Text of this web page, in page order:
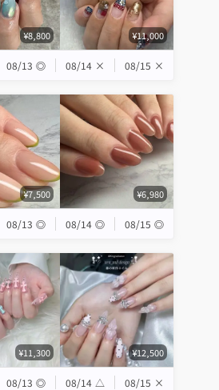
¥8,800 ¥11,000
08/13 ◎ 08/14 × 08/15 ×
¥7,500 ¥6,980
08/13 ◎ 08/14 ◎ 08/15 ◎
¥11,300 ¥12,500
08/13 ◎ 08/14 △ 08/15 ×